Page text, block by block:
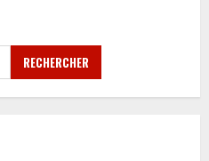
RECHERCHER